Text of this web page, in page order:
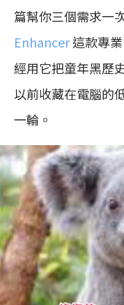
篇幫你三個需求一
Enhancer這款專
經用它把童年黑歷
以前收藏在電腦的
一輪。